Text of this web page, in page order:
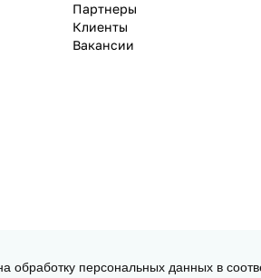
Партнеры
Клиенты
Вакансии
и робототехники
обработку персональных данных в